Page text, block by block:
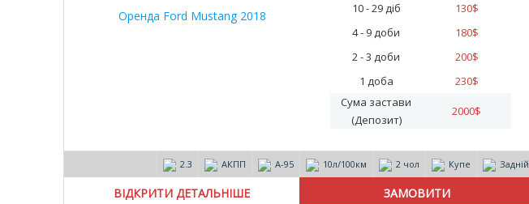
10 - 29 діб
130$
4 - 9 доби
180$
2 - 3 доби
200$
1 доба
230$
Сума застави
(Депозит)
2000$
2.3 АКПП А-95 10л/100км 2 чол Купе Задній
ВІДКРИТИ ДЕТАЛЬНІШЕ